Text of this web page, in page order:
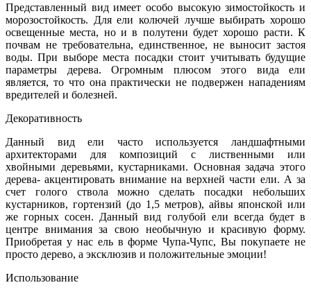
Представленный вид имеет особо высокую зимостойкость и
морозостойкость. Для ели колючей лучше выбирать хорошо
освещенные места, но и в полутени будет хорошо расти. К
почвам не требовательна, единственное, не выносит застоя
воды. При выборе места посадки стоит учитывать будущие
параметры дерева. Огромным плюсом этого вида ели
является, то что она практически не подвержен нападениям
вредителей и болезней.
Декоративность
Данный вид ели часто используется ландшафтными
архитекторами для композиций с лиственными или
хвойными деревьями, кустарниками. Основная задача этого
дерева- акцентировать внимание на верхней части ели. А за
счет голого ствола можно сделать посадки небольших
кустарников, гортензий (до 1,5 метров), айвы японской или
же горных сосен. Данный вид голубой ели всегда будет в
центре внимания за свою необычную и красивую форму.
Приобретая у нас ель в форме Чупа-Чупс, Вы покупаете не
просто дерево, а эксклюзив и положительные эмоции!
Использование